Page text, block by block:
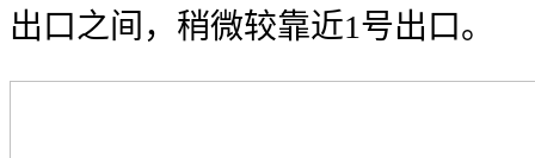
出口之间，稍微较靠近1号出口。